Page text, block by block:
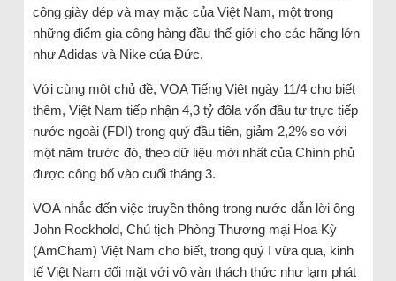
công giày dép và may mặc của Việt Nam, một trong
những điểm gia công hàng đầu thế giới cho các hãng lớn
như Adidas và Nike của Đức.
Với cùng một chủ đề, VOA Tiếng Việt ngày 11/4 cho biết
thêm, Việt Nam tiếp nhận 4,3 tỷ đôla vốn đầu tư trực tiếp
nước ngoài (FDI) trong quý đầu tiên, giảm 2,2% so với
một năm trước đó, theo dữ liệu mới nhất của Chính phủ
được công bố vào cuối tháng 3.
VOA nhắc đến việc truyền thông trong nước dẫn lời ông
John Rockhold, Chủ tịch Phòng Thương mại Hoa Kỳ
(AmCham) Việt Nam cho biết, trong quý I vừa qua, kinh
tế Việt Nam đối mặt với vô vàn thách thức như lạm phát